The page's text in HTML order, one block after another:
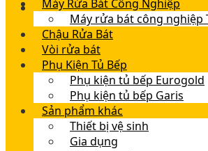
Máy Rửa Bát Công Nghiệp
Máy rửa bát công nghiệp
Chậu Rửa Bát
Vòi rửa bát
Phụ Kiện Tủ Bếp
Phụ kiện tủ bếp Eurogold
Phụ kiện tủ bếp Garis
Sản phẩm khác
Thiết bị vệ sinh
Gia dụng